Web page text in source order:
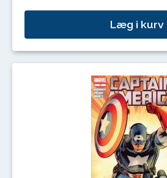
Læg i kurv